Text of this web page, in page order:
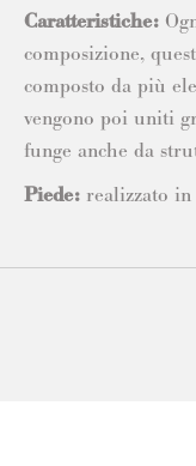
Caratteristiche:
composizione,
composto da più
vengono poi uniti
funge anche da
Piede: realizzato